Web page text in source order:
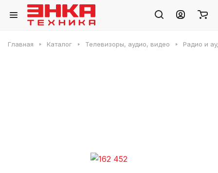
Главная Каталог Телевизоры, аудио, видео Радио и